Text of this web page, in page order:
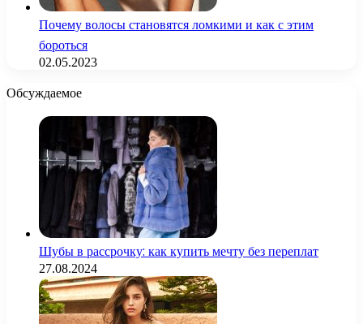
Почему волосы становятся ломкими и как с этим
бороться
02.05.2023
Обсуждаемое
Шубы в рассрочку: как купить мечту без переплат
27.08.2024